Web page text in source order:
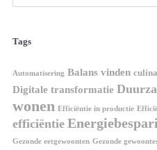
Tags
Automatisering Balans vinden
Digitale transformatie
wonen Efficiëntie in productie
efficiëntie
Gezonde eetgewoonten Gezonde